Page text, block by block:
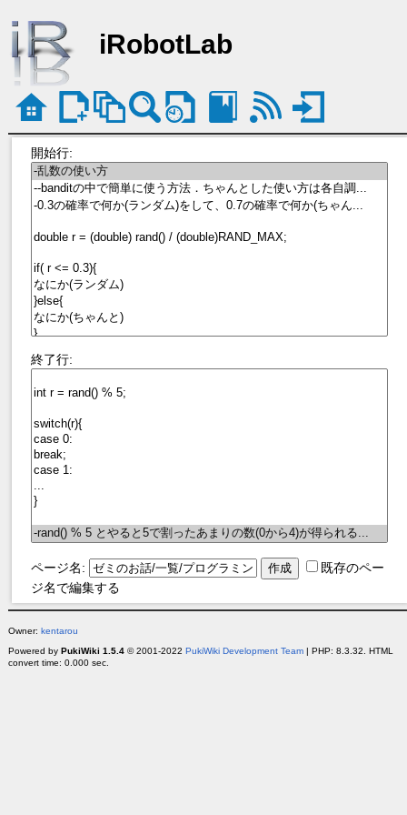
iRobotLab
開始行:
終了行:
ページ名:
既存のペー
ジ名で編集する
Owner: kentarou
Powered by PukiWiki 1.5.4© 2001-2022 PukiWiki Development Team| PHP: 8.3.32. HTML
convert time: 0.000 sec.